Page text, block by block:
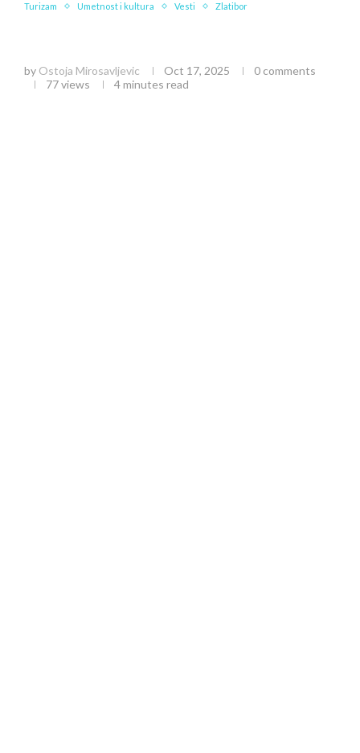
Turizam Umetnost i kultura Vesti Zlatibor
by Ostoja Mirosavljevic Oct 17, 2025
0 comments
77views 4 minutes read